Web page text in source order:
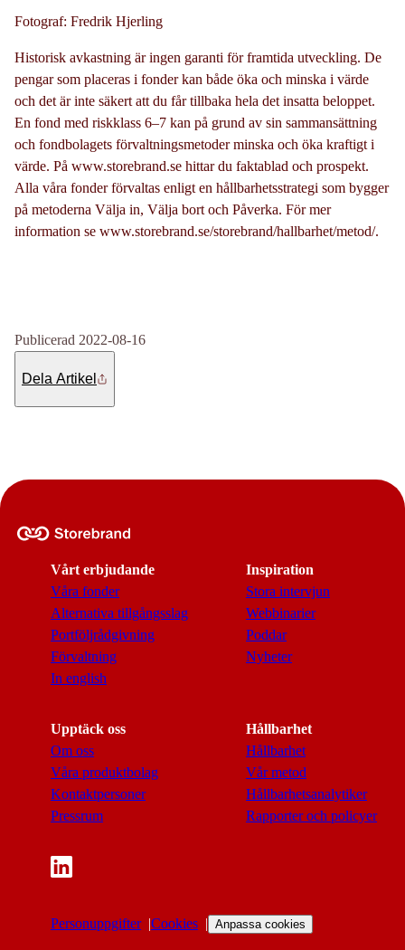
Fotograf: Fredrik Hjerling
Historisk avkastning är ingen garanti för framtida utveckling. De
pengar som placeras i fonder kan både öka och minska i värde
och det är inte säkert att du får tillbaka hela det insatta beloppet.
En fond med riskklass 6–7 kan på grund av sin sammansättning
och fondbolagets förvaltningsmetoder minska och öka kraftigt i
värde. På www.storebrand.se hittar du faktablad och prospekt.
Alla våra fonder förvaltas enligt en hållbarhetsstrategi som bygger
på metoderna Välja in, Välja bort och Påverka. För mer
information se www.storebrand.se/storebrand/hallbarhet/metod/.
Publicerad 2022-08-16
Dela Artikel
Vårt erbjudande
Våra fonder
Alternativa tillgångsslag
Portföljrådgivning
Förvaltning
In english
Inspiration
Stora intervjun
Webbinarier
Poddar
Nyheter
Upptäck oss
Om oss
Våra produktbolag
Kontaktpersoner
Pressrum
Hållbarhet
Hållbarhet
Vår metod
Hållbarhetsanalytiker
Rapporter och policyer
Personuppgifter Cookies Anpassa cookies